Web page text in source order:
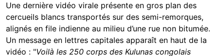
Une dernière vidéo virale présente en gros plan des
cercueils blancs transportés sur des semi-remorques,
alignés en file indienne au milieu d’une rue non bitumée.
Un message en lettres capitales apparaît en haut de la
vidéo : "Voilà les 250 corps des Kulunas congolais